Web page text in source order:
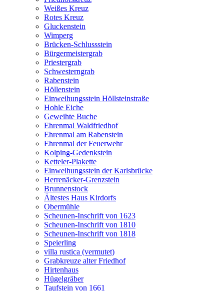
Weißes Kreuz
Rotes Kreuz
Gluckenstein
Wimperg
Brücken-Schlussstein
Bürgermeistergrab
Priestergrab
Schwesterngrab
Rabenstein
Höllenstein
Einweihungsstein Höllsteinstraße
Hohle Eiche
Geweihte Buche
Ehrenmal Waldfriedhof
Ehrenmal am Rabenstein
Ehrenmal der Feuerwehr
Kolping-Gedenkstein
Ketteler-Plakette
Einweihungsstein der Karlsbrücke
Herrenäcker-Grenzstein
Brunnenstock
Ältestes Haus Kirdorfs
Obermühle
Scheunen-Inschrift von 1623
Scheunen-Inschrift von 1810
Scheunen-Inschrift von 1818
Speierling
villa rustica (vermutet)
Grabkreuze alter Friedhof
Hirtenhaus
Hügelgräber
Taufstein von 1661